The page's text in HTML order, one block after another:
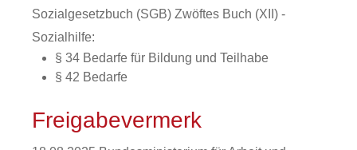
Sozialgesetzbuch (SGB) Zwöftes Buch (XII) -
Sozialhilfe:
§ 34 Bedarfe für Bildung und Teilhabe
§ 42 Bedarfe
Freigabevermerk